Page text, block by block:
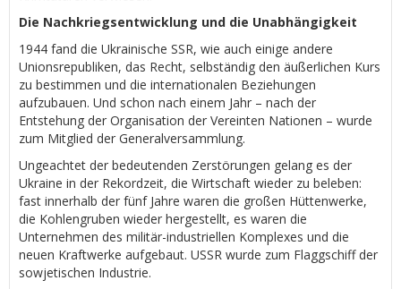
Die Nachkriegsentwicklung und die Unabhängigkeit
1944 fand die Ukrainische SSR, wie auch einige andere
Unionsrepubliken, das Recht, selbständig den äußerlichen Kurs
zu bestimmen und die internationalen Beziehungen
aufzubauen. Und schon nach einem Jahr – nach der
Entstehung der Organisation der Vereinten Nationen – wurde
zum Mitglied der Generalversammlung.
Ungeachtet der bedeutenden Zerstörungen gelang es der
Ukraine in der Rekordzeit, die Wirtschaft wieder zu beleben:
fast innerhalb der fünf Jahre waren die großen Hüttenwerke,
die Kohlengruben wieder hergestellt, es waren die
Unternehmen des militär-industriellen Komplexes und die
neuen Kraftwerke aufgebaut. USSR wurde zum Flaggschiff der
sowjetischen Industrie.